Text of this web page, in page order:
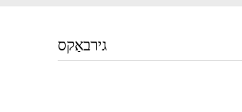
גירבאַקס